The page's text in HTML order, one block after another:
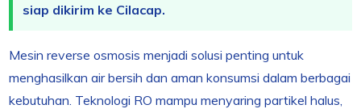
siap dikirim ke Cilacap.
Mesin reverse osmosis menjadi solusi penting untuk
menghasilkan air bersih dan aman konsumsi dalam berbagai
kebutuhan. Teknologi RO mampu menyaring partikel halus,